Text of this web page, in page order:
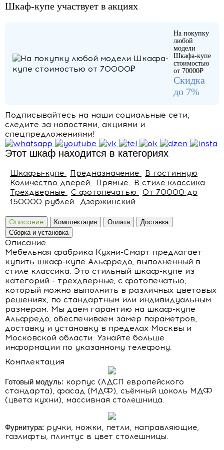
Шкаф-купе участвует в акциях
На покупку
любой
модели
Шкафа-купе
стоимостью
от 70000₽
Скидка
до 7%
Подписывайтесь на наши социальные сети,
следите за новостями, акциями и
спецпредложениями!
Этот шкаф находится в категориях
Шкафы-купе Предназначение
В гостинную
Количество дверей
Прямые
В стиле классика
Трехдверные
C фотопечатью
От 70000 до
150000 рублей
Дзержинский
Описание Комплектация Оплата
Доставка
Сборка и установка
Описание
Мебельная фабрика Кухни-Смарт предлагает
купить шкаф-купе Альфредо, выполненный в
стиле классика. Это стильный шкаф-купе из
категорий - трехдверные, c фотопечатью,
который можно выполнить в различных цветовых
решениях, по стандартным или индивидуальным
размерам. Мы даем гарантию на шкаф-купе
Альфредо, обеспечиваем замер параметров,
доставку и установку в пределах Москвы и
Московской области. Узнайте больше
информации по указанному телефону.
Комплектация
Готовый модуль: корпус (ЛДСП европейского
стандарта), фасад (МДФ), съёмный цоколь МДФ
(цвета кухни), массивная столешница.
Фурнитура: ручки, ножки, петли, направляющие,
газлифты, плинтус в цвет столешницы.